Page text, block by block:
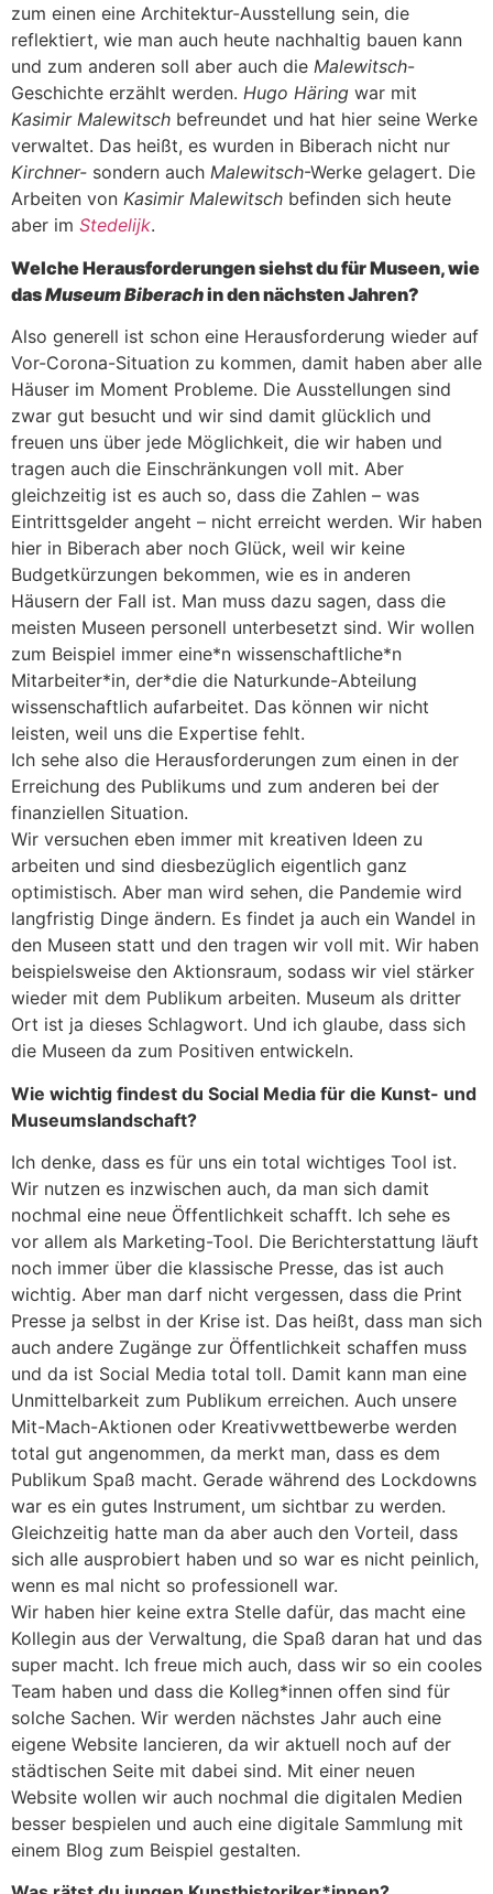
zum einen eine Architektur-Ausstellung sein, die
reflektiert, wie man auch heute nachhaltig bauen kann
und zum anderen soll aber auch die Malewitsch-
Geschichte erzählt werden. Hugo Häring war mit
Kasimir Malewitsch befreundet und hat hier seine Werke
verwaltet. Das heißt, es wurden in Biberach nicht nur
Kirchner- sondern auch Malewitsch-Werke gelagert. Die
Arbeiten von Kasimir Malewitsch befinden sich heute
aber im Stedelijk.
Welche Herausforderungen siehst du für Museen, wie
dasMuseum Biberachin den nächsten Jahren?
Also generell ist schon eine Herausforderung wieder auf
Vor-Corona-Situation zu kommen, damit haben aber alle
Häuser im Moment Probleme. Die Ausstellungen sind
zwar gut besucht und wir sind damit glücklich und
freuen uns über jede Möglichkeit, die wir haben und
tragen auch die Einschränkungen voll mit. Aber
gleichzeitig ist es auch so, dass die Zahlen – was
Eintrittsgelder angeht – nicht erreicht werden. Wir haben
hier in Biberach aber noch Glück, weil wir keine
Budgetkürzungen bekommen, wie es in anderen
Häusern der Fall ist. Man muss dazu sagen, dass die
meisten Museen personell unterbesetzt sind. Wir wollen
zum Beispiel immer eine*n wissenschaftliche*n
Mitarbeiter*in, der*die die Naturkunde-Abteilung
wissenschaftlich aufarbeitet. Das können wir nicht
leisten, weil uns die Expertise fehlt.
Ich sehe also die Herausforderungen zum einen in der
Erreichung des Publikums und zum anderen bei der
finanziellen Situation.
Wir versuchen eben immer mit kreativen Ideen zu
arbeiten und sind diesbezüglich eigentlich ganz
optimistisch. Aber man wird sehen, die Pandemie wird
langfristig Dinge ändern. Es findet ja auch ein Wandel in
den Museen statt und den tragen wir voll mit. Wir haben
beispielsweise den Aktionsraum, sodass wir viel stärker
wieder mit dem Publikum arbeiten. Museum als dritter
Ort ist ja dieses Schlagwort. Und ich glaube, dass sich
die Museen da zum Positiven entwickeln.
Wie wichtig findest du Social Media für die Kunst- und
Museumslandschaft?
Ich denke, dass es für uns ein total wichtiges Tool ist.
Wir nutzen es inzwischen auch, da man sich damit
nochmal eine neue Öffentlichkeit schafft. Ich sehe es
vor allem als Marketing-Tool. Die Berichterstattung läuft
noch immer über die klassische Presse, das ist auch
wichtig. Aber man darf nicht vergessen, dass die Print
Presse ja selbst in der Krise ist. Das heißt, dass man sich
auch andere Zugänge zur Öffentlichkeit schaffen muss
und da ist Social Media total toll. Damit kann man eine
Unmittelbarkeit zum Publikum erreichen. Auch unsere
Mit-Mach-Aktionen oder Kreativwettbewerbe werden
total gut angenommen, da merkt man, dass es dem
Publikum Spaß macht. Gerade während des Lockdowns
war es ein gutes Instrument, um sichtbar zu werden.
Gleichzeitig hatte man da aber auch den Vorteil, dass
sich alle ausprobiert haben und so war es nicht peinlich,
wenn es mal nicht so professionell war.
Wir haben hier keine extra Stelle dafür, das macht eine
Kollegin aus der Verwaltung, die Spaß daran hat und das
super macht. Ich freue mich auch, dass wir so ein cooles
Team haben und dass die Kolleg*innen offen sind für
solche Sachen. Wir werden nächstes Jahr auch eine
eigene Website lancieren, da wir aktuell noch auf der
städtischen Seite mit dabei sind. Mit einer neuen
Website wollen wir auch nochmal die digitalen Medien
besser bespielen und auch eine digitale Sammlung mit
einem Blog zum Beispiel gestalten.